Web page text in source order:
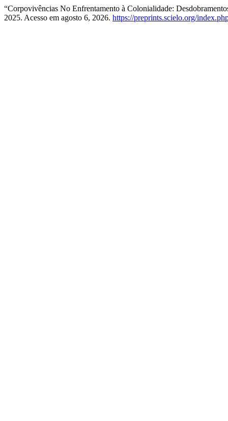
“Corpovivências No Enfrentamento à Colonialidade:
2025. Acesso em agosto 6, 2026. https://preprints.scielo.org/